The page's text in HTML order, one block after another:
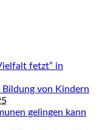
fetzt” in
Bildung von Kindern
gelingen kann